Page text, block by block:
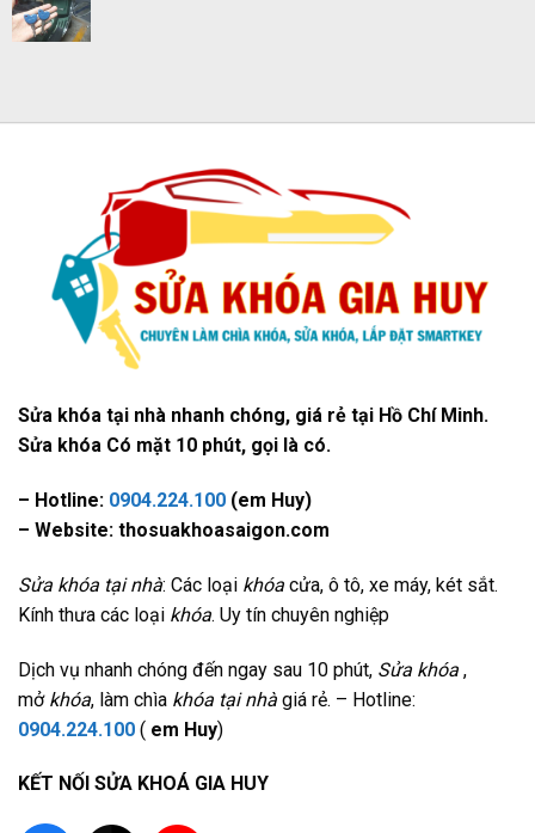
Sửa khóa tại nhà nhanh chóng, giá rẻ tại Hồ Chí Minh.
Sửa khóa Có mặt 10 phút, gọi là có.
– Hotline: 0904.224.100 (em Huy)
– Website: thosuakhoasaigon.com
Sửa khóa tại nhà: Các loại khóa cửa, ô tô, xe máy, két sắt.
Kính thưa các loại khóa. Uy tín chuyên nghiệp
Dịch vụ nhanh chóng đến ngay sau 10 phút, Sửa khóa ,
mở khóa, làm chìa khóa tại nhà giá rẻ. – Hotline:
0904.224.100 ( em Huy)
KẾT NỐI SỬA KHOÁ GIA HUY